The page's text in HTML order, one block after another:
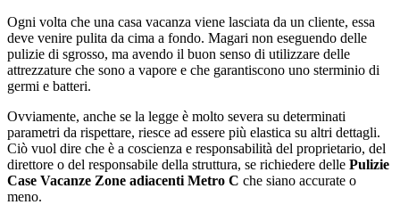
Ogni volta che una casa vacanza viene lasciata da un cliente, essa
deve venire pulita da cima a fondo. Magari non eseguendo delle
pulizie di sgrosso, ma avendo il buon senso di utilizzare delle
attrezzature che sono a vapore e che garantiscono uno sterminio di
germi e batteri.
Ovviamente, anche se la legge è molto severa su determinati
parametri da rispettare, riesce ad essere più elastica su altri dettagli.
Ciò vuol dire che è a coscienza e responsabilità del proprietario, del
direttore o del responsabile della struttura, se richiedere delle Pulizie
Case Vacanze Zone adiacenti Metro C che siano accurate o
meno.